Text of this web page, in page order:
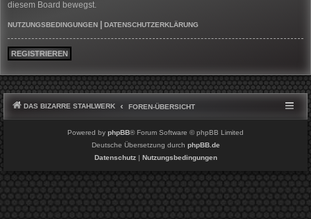
diesem Board bewegst.
NUTZUNGSBEDINGUNGEN DATENSCHUTZERKLÄRUNG
REGISTRIEREN
DAS BIZARRE STAHLWERK FOREN-ÜBERSICHT
Powered by phpBB® Forum Software © phpBB Limited
Deutsche Übersetzung durch phpBB.de
Datenschutz| Nutzungsbedingungen